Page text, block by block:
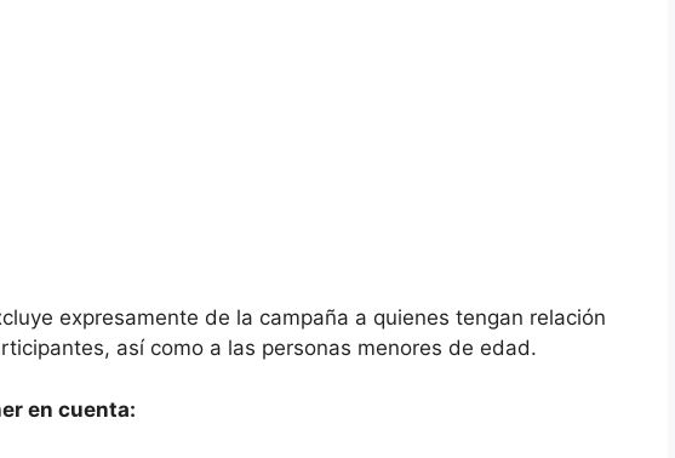
expresamente de la campaña a quienes tengan relación
así como a las personas menores de edad.
en cuenta: